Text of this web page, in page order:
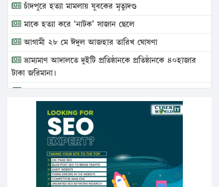
চাঁদপুরে হত্যা মামলায় যুবকের মৃত্যুদণ্ড
মাকে হত্যা করে ‘নাটক’ সাজান ছেলে
আগামী ২৮ মে ঈদুল আজহার তারিখ ঘোষণা
ভ্রাম্যমাণ আদালতে দুইটি প্রতিষ্ঠানকে প্রতিষ্ঠানকে ৪০হাজার
টাকা জরিমানা।
এবার লঞ্চের ভাড়া বাড়ল
১৭ থেকে ২১ শতাংশ বিদ্যুতের দাম বাড়ানোর প্রস্তাব পিডিবির
১৬ মে চাঁদপুর ও ২৫ মে ফেনী সফরে যাবেন প্রধানমন্ত্রী
উচ্চশিক্ষায় গৌরবময় অর্জন: পূর্ণ স্কলারশিপে যুক্তরাষ্ট্রে
পিএইচডি করছেন কুয়েটের কৃতি…
সারা দেশে বজ্রাঘাতে ১৪ জনের প্রাণহানি